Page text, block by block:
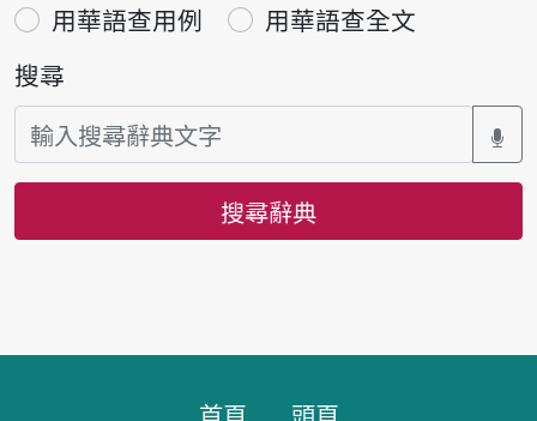
用華語查用例
用華語查全文
搜尋
搜尋辭典
首頁 頭頁